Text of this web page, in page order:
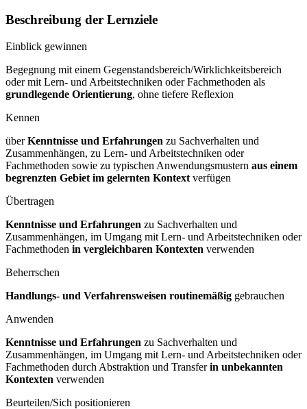
Beschreibung der Lernziele
Einblick gewinnen
Begegnung mit einem Gegenstandsbereich/Wirklichkeitsbereich
oder mit Lern- und Arbeitstechniken oder Fachmethoden als
grundlegende Orientierung, ohne tiefere Reflexion
Kennen
überKenntnisse und Erfahrungen zu Sachverhalten und
Zusammenhängen, zu Lern- und Arbeitstechniken oder
Fachmethoden sowie zu typischen Anwendungsmustern aus einem
begrenzten Gebiet im gelernten Kontext verfügen
Übertragen
Kenntnisse und Erfahrungen zu Sachverhalten und
Zusammenhängen, im Umgang mit Lern- und Arbeitstechniken oder
Fachmethoden in vergleichbaren Kontexten verwenden
Beherrschen
Handlungs- und Verfahrensweisen routinemäßig gebrauchen
Anwenden
Kenntnisse und Erfahrungen zu Sachverhalten und
Zusammenhängen, im Umgang mit Lern- und Arbeitstechniken oder
Fachmethoden durch Abstraktion und Transferin unbekannten
Kontexten verwenden
Beurteilen/Sich positionieren